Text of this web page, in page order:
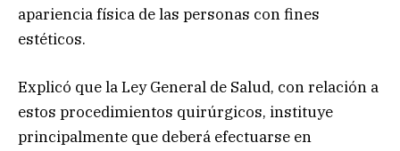
apariencia física de las personas con fines
estéticos.
Explicó que la Ley General de Salud, con relación a
estos procedimientos quirúrgicos, instituye
principalmente que deberá efectuarse en